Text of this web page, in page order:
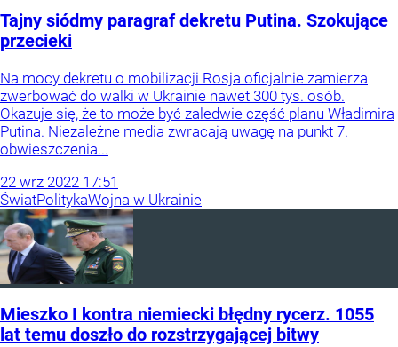
Tajny siódmy paragraf dekretu Putina. Szokujące
przecieki
Na mocy dekretu o mobilizacji Rosja oficjalnie zamierza
zwerbować do walki w Ukrainie nawet 300 tys. osób.
Okazuje się, że to może być zaledwie część planu Władimira
Putina. Niezależne media zwracają uwagę na punkt 7.
obwieszczenia...
22 wrz 2022 17:51
ŚwiatPolitykaWojna w Ukrainie
Mieszko I kontra niemiecki błędny rycerz. 1055
lat temu doszło do rozstrzygającej bitwy